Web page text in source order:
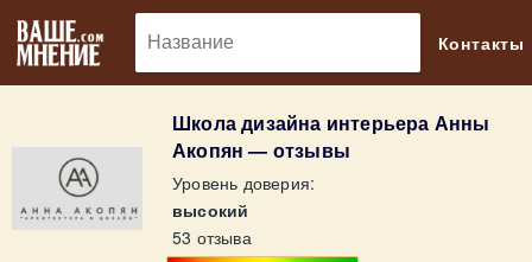
Контакты
Школа дизайна интерьера Анны
Акопян — отзывы
Уровень доверия:
высокий
53 отзыва